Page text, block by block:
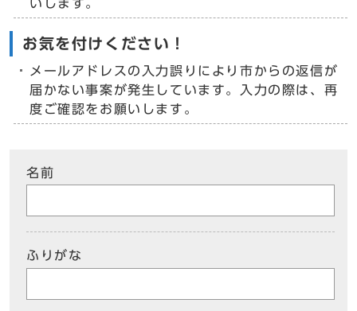
いします。
お気を付けください！
メールアドレスの入力誤りにより市からの返信が
届かない事案が発生しています。入力の際は、再
度ご確認をお願いします。
名前
ふりがな